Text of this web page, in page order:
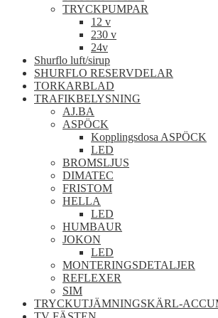
TRYCKPUMPAR
12 v
230 v
24v
Shurflo luft/sirup
SHURFLO RESERVDELAR
TORKARBLAD
TRAFIKBELYSNING
AJ.BA
ASPÖCK
Kopplingsdosa ASPÖCK
LED
BROMSLJUS
DIMATEC
FRISTOM
HELLA
LED
HUMBAUR
JOKON
LED
MONTERINGSDETALJER
REFLEXER
SIM
TRYCKUTJÄMNINGSKÄRL-